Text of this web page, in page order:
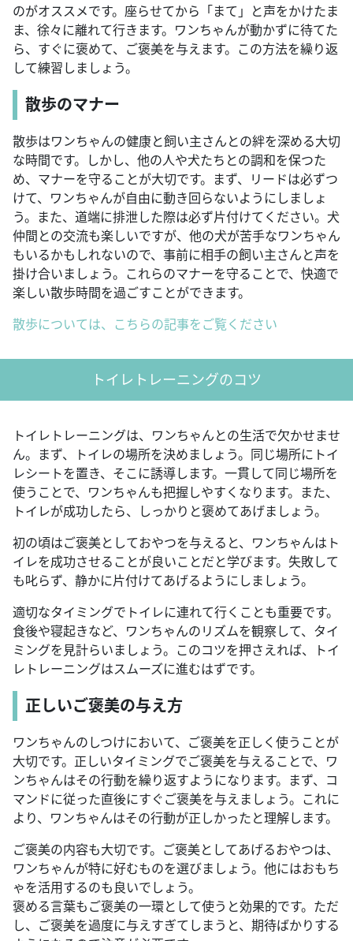
のがオススメです。座らせてから「まて」と声をかけたま
ま、徐々に離れて行きます。ワンちゃんが動かずに待てた
ら、すぐに褒めて、ご褒美を与えます。この方法を繰り返
して練習しましょう。
散歩のマナー
散歩はワンちゃんの健康と飼い主さんとの絆を深める大切
な時間です。しかし、他の人や犬たちとの調和を保つた
め、マナーを守ることが大切です。まず、リードは必ずつ
けて、ワンちゃんが自由に動き回らないようにしましょ
う。また、道端に排泄した際は必ず片付けてください。犬
仲間との交流も楽しいですが、他の犬が苦手なワンちゃん
もいるかもしれないので、事前に相手の飼い主さんと声を
掛け合いましょう。これらのマナーを守ることで、快適で
楽しい散歩時間を過ごすことができます。
散歩については、こちらの記事をご覧ください
トイレトレーニングのコツ
トイレトレーニングは、ワンちゃんとの生活で欠かせませ
ん。まず、トイレの場所を決めましょう。同じ場所にトイ
レシートを置き、そこに誘導します。一貫して同じ場所を
使うことで、ワンちゃんも把握しやすくなります。また、
トイレが成功したら、しっかりと褒めてあげましょう。
初の頃はご褒美としておやつを与えると、ワンちゃんはト
イレを成功させることが良いことだと学びます。失敗して
も叱らず、静かに片付けてあげるようにしましょう。
適切なタイミングでトイレに連れて行くことも重要です。
食後や寝起きなど、ワンちゃんのリズムを観察して、タイ
ミングを見計らいましょう。このコツを押さえれば、トイ
レトレーニングはスムーズに進むはずです。
正しいご褒美の与え方
ワンちゃんのしつけにおいて、ご褒美を正しく使うことが
大切です。正しいタイミングでご褒美を与えることで、ワ
ンちゃんはその行動を繰り返すようになります。まず、コ
マンドに従った直後にすぐご褒美を与えましょう。これに
より、ワンちゃんはその行動が正しかったと理解します。
ご褒美の内容も大切です。ご褒美としてあげるおやつは、
ワンちゃんが特に好むものを選びましょう。他にはおもち
ゃを活用するのも良いでしょう。
褒める言葉もご褒美の一環として使うと効果的です。ただ
し、ご褒美を過度に与えすぎてしまうと、期待ばかりする